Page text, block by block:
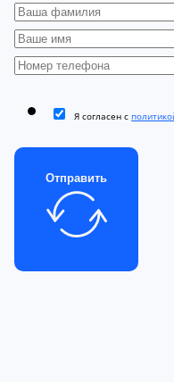
Я согласен с
Отправить